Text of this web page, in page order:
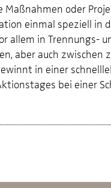
oder
einmal speziell in
allem in Trennungs-
aber auch zwischen
in einer
bei einer